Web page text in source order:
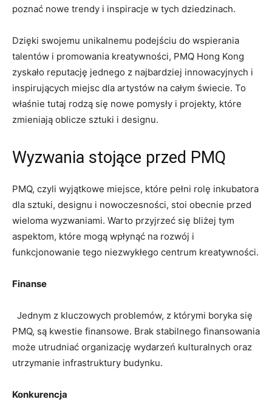
poznać nowe trendy i inspiracje‌ w tych dziedzinach.
Dzięki swojemu⁤ unikalnemu podejściu do wspierania‍
talentów i ⁢promowania kreatywności, PMQ Hong Kong
zyskało reputację jednego z najbardziej innowacyjnych i
‌inspirujących miejsc dla⁣ artystów na całym świecie. To
⁣właśnie⁢ tutaj rodzą‍ się nowe pomysły ‍i projekty, które‍
zmieniają oblicze ‌sztuki i designu.
Wyzwania stojące ​przed PMQ
‌PMQ, czyli wyjątkowe⁢ miejsce, ⁤które pełni rolę inkubatora
‌dla sztuki, designu i ​nowoczesności,⁣ stoi ‌obecnie przed
wieloma ‌wyzwaniami. Warto przyjrzeć się bliżej tym
aspektom, które mogą wpłynąć na rozwój i
funkcjonowanie tego niezwykłego centrum kreatywności.
Finanse
⁢ ⁢ Jednym‌ z‍ kluczowych problemów, z którymi ‌boryka się
PMQ, są⁤ kwestie finansowe. Brak stabilnego finansowania
może utrudniać organizację wydarzeń kulturalnych oraz
utrzymanie infrastruktury budynku.
Konkurencja